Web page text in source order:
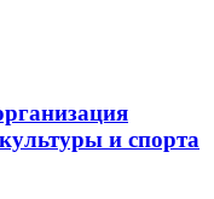
и спорта